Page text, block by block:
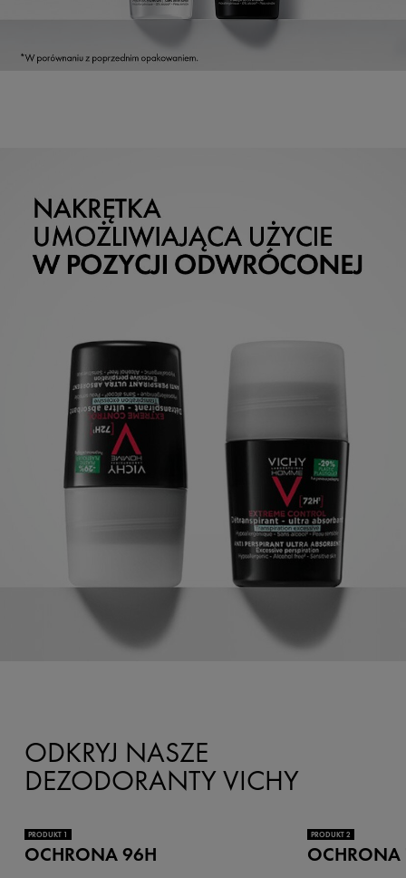
ODKRYJ NASZE
DEZODORANTY VICHY
PRODUKT 1
OCHRONA 96H
PRODUKT 2
OCHRONA